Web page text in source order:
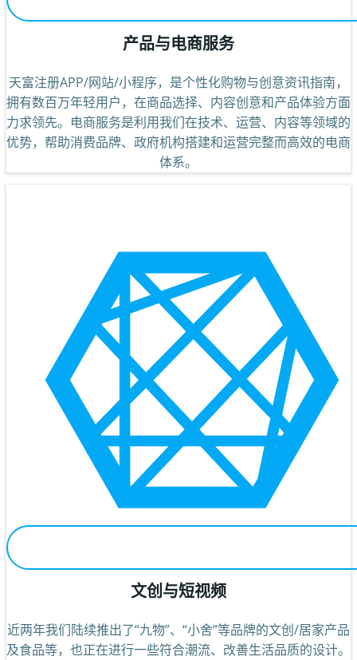
产品与电商服务
天富注册APP/网站/小程序，是个性化购物与创意资讯指南，
拥有数百万年轻用户，在商品选择、内容创意和产品体验方面
力求领先。电商服务是利用我们在技术、运营、内容等领域的
优势，帮助消费品牌、政府机构搭建和运营完整而高效的电商
体系。
文创与短视频
近两年我们陆续推出了“九物”、“小舍”等品牌的文创/居家产品
及食品等，也正在进行一些符合潮流、改善生活品质的设计。